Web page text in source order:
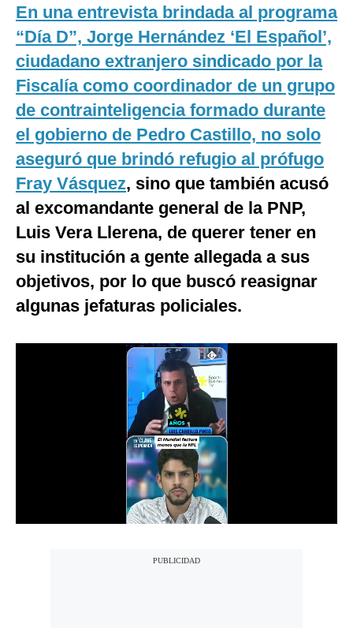
Mundo
EEUU
México
Internacional
Tecnología
Club del Suscriptor
Mix
G de Gestión
Notas Contratadas
Somos?
En una entrevista brindada al programa
“Día D”, Jorge Hernández ‘El Español’,
ciudadano extranjero sindicado por la
Fiscalía como coordinador de un grupo
de contrainteligencia formado durante
el gobierno de Pedro Castillo, no solo
aseguró que brindó refugio al prófugo
Fray Vásquez, sino que también acusó
al excomandante general de la PNP,
Luis Vera Llerena, de querer tener en
su institución a gente allegada a sus
objetivos, por lo que buscó reasignar
algunas jefaturas policiales.